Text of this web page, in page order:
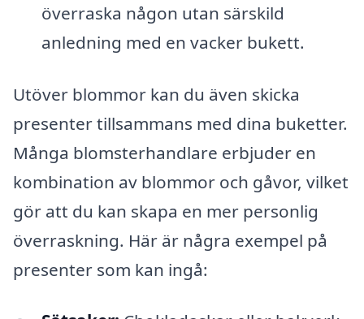
överraska någon utan särskild
anledning med en vacker bukett.
Utöver blommor kan du även skicka
presenter tillsammans med dina buketter.
Många blomsterhandlare erbjuder en
kombination av blommor och gåvor, vilket
gör att du kan skapa en mer personlig
överraskning. Här är några exempel på
presenter som kan ingå: